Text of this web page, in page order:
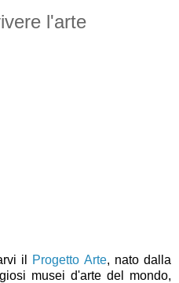
l'arte
il Progetto Arte, nato dalla
musei d'arte del mondo,